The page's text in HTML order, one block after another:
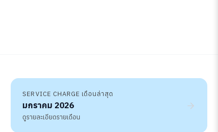
SERVICE CHARGE เดือนล่าสุด
มกราคม 2026
ดูรายละเอียดรายเดือน